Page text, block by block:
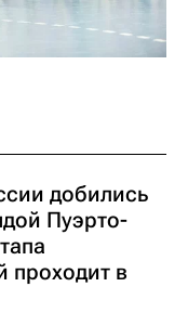
добились
Пуэрто-
проходит в